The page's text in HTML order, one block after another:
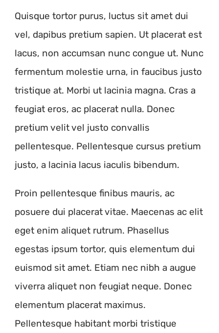
Quisque tortor purus, luctus sit amet dui
vel, dapibus pretium sapien. Ut placerat est
lacus, non accumsan nunc congue ut. Nunc
fermentum molestie urna, in faucibus justo
tristique at. Morbi ut lacinia magna. Cras a
feugiat eros, ac placerat nulla. Donec
pretium velit vel justo convallis
pellentesque. Pellentesque cursus pretium
justo, a lacinia lacus iaculis bibendum.
Proin pellentesque finibus mauris, ac
posuere dui placerat vitae. Maecenas ac elit
eget enim aliquet rutrum. Phasellus
egestas ipsum tortor, quis elementum dui
euismod sit amet. Etiam nec nibh a augue
viverra aliquet non feugiat neque. Donec
elementum placerat maximus.
Pellentesque habitant morbi tristique